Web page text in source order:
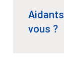
vous ?